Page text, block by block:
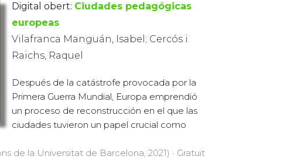
Digital obert: Ciudades pedagógicas
europeas
Vilafranca Manguán, Isabel; Cercós i
Raichs, Raquel
Después de la catástrofe provocada por la
Primera Guerra Mundial, Europa emprendió
un proceso de reconstrucción en el que las
ciudades tuvieron un papel crucial como
de la Universitat de Barcelona, 2021) · Gratuït